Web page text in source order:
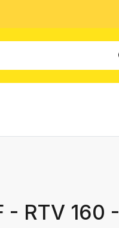
- RTV 160 -